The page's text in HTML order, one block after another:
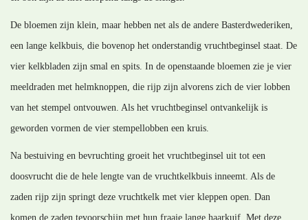
De bloemen zijn klein, maar hebben net als de andere Basterdwederiken,
een lange kelkbuis, die bovenop het onderstandig vruchtbeginsel staat. De
vier kelkbladen zijn smal en spits. In de openstaande bloemen zie je vier
meeldraden met helmknoppen, die rijp zijn alvorens zich de vier lobben
van het stempel ontvouwen. Als het vruchtbeginsel ontvankelijk is
geworden vormen de vier stempellobben een kruis.
Na bestuiving en bevruchting groeit het vruchtbeginsel uit tot een
doosvrucht die de hele lengte van de vruchtkelkbuis inneemt. Als de
zaden rijp zijn springt deze vruchtkelk met vier kleppen open. Dan
komen de zaden tevoorschijn met hun fraaie lange haarkuif. Met deze